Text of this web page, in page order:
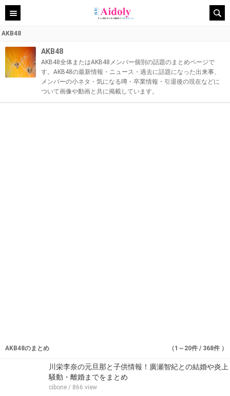
AKB48
AKB48
AKB48全体またはAKB48メンバー個別の話題のまとめページで
す。AKB48の最新情報・ニュース・過去に話題になった出来事、
メンバーの小ネタ・気になる噂・卒業情報・引退後の現在などに
ついて画像や動画と共に掲載しています。
AKB48のまとめ （1～20件 / 368件 ）
川栄李奈の元旦那と子供情報！廣瀬智紀との結婚や炎上
騒動・離婚までをまとめ
cibone / 866 view